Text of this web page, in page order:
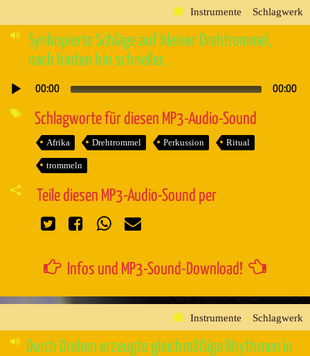
Instrumente » Schlagwerk
Synkopierte Schläge auf kleiner Drehtrommel,
nach hinten hin schneller.
Audio-
00:00 00:00
Schlagworte für diesen MP3-Audio-Sound
Afrika Drehtrommel Perkussion Ritual
trommeln
Teile diesen MP3-Audio-Sound per
Infos und MP3-Sound-Download!
Instrumente » Schlagwerk
Durch Drehen erzeugte gleichmäßige Rhythmen in